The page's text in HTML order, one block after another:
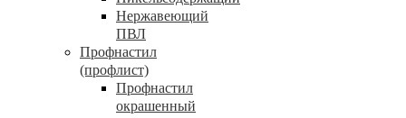
Нержавеющий
ПВЛ
Профнастил
(профлист)
Профнастил
окрашенный